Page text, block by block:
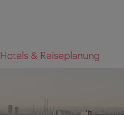
Hotels & Reiseplanung